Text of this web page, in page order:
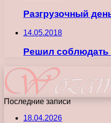
Разгрузочный
14.05.2018
Решил
Последние записи
18.04.2026